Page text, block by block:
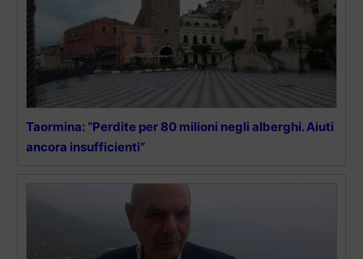
Taormina: “Perdite per 80 milioni negli alberghi. Aiuti
ancora insufficienti”